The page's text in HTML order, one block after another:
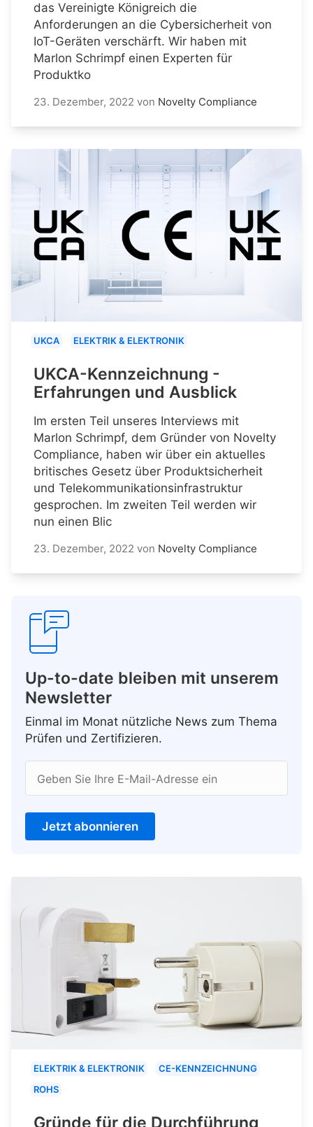
das Vereinigte Königreich die
Anforderungen an die Cybersicherheit von
IoT-Geräten verschärft. Wir haben mit
Marlon Schrimpf einen Experten für
Produktko
23. Dezember, 2022 von Novelty Compliance
UKCA ELEKTRIK & ELEKTRONIK
UKCA-Kennzeichnung -
Erfahrungen und Ausblick
Im ersten Teil unseres Interviews mit
Marlon Schrimpf, dem Gründer von Novelty
Compliance, haben wir über ein aktuelles
britisches Gesetz über Produktsicherheit
und Telekommunikationsinfrastruktur
gesprochen. Im zweiten Teil werden wir
nun einen Blic
23. Dezember, 2022 von Novelty Compliance
Up-to-date bleiben mit unserem
Newsletter
Einmal im Monat nützliche News zum Thema
Prüfen und Zertifizieren.
Geben Sie Ihre E-Mail-Adresse ein
Jetzt abonnieren
ELEKTRIK & ELEKTRONIK
CE-KENNZEICHNUNG
ROHS
Gründe für die Durchführung